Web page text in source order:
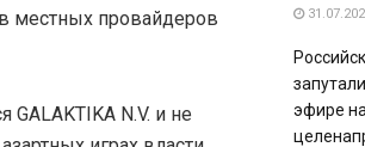
местных провайдеров
N.V. и не
эфире